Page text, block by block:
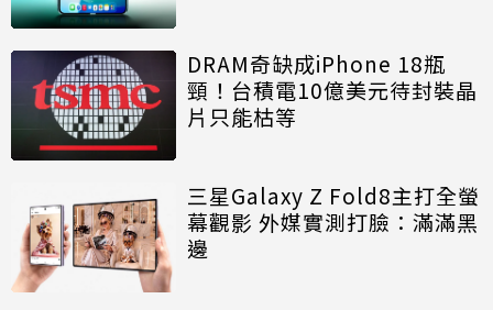
DRAM奇缺成iPhone 18瓶
頸！台積電10億美元待封裝晶
片只能枯等
三星Galaxy Z Fold8主打全螢
幕觀影 外媒實測打臉：滿滿黑
邊